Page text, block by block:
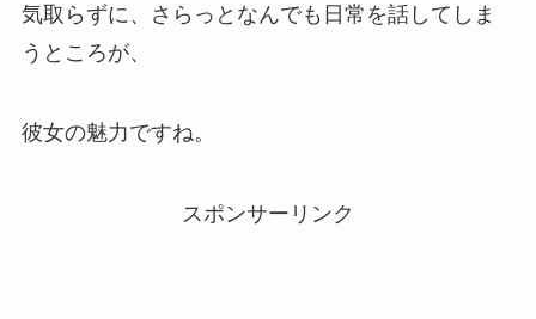
気取らずに、さらっとなんでも日常を話してしま
うところが、
彼女の魅力ですね。
スポンサーリンク